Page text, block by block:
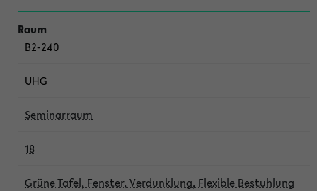
B2-240
UHG
Seminarraum
18
Grüne Tafel, Fenster, Verdunklung, Flexible Bestuhlung